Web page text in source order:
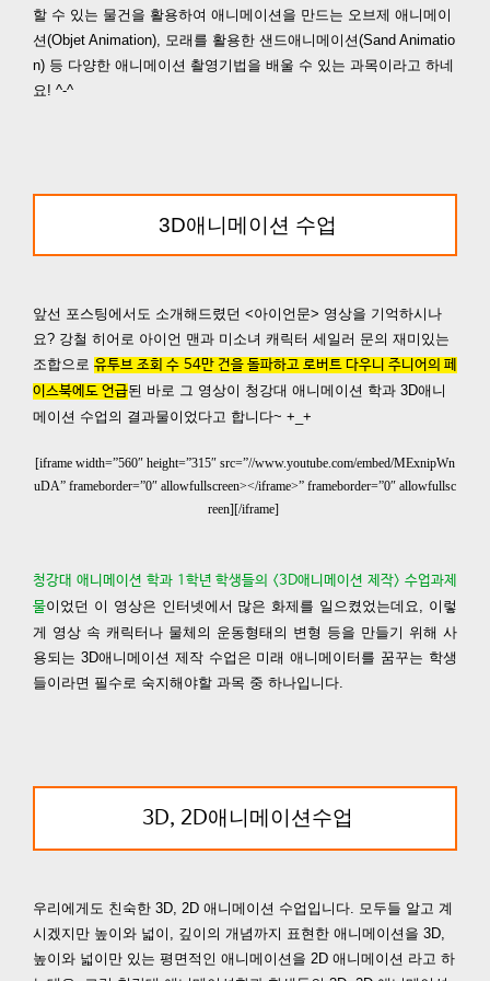
할 수 있는 물건을 활용하여 애니메이션을 만드는 오브제 애니메이
션(Objet Animation), 모래를 활용한 샌드애니메이션(Sand Animatio
n) 등 다양한 애니메이션 촬영기법을 배울 수 있는 과목이라고 하네
요! ^-^
3D애니메이션 수업
앞선 포스팅에서도 소개해드렸던 <아이언문> 영상을 기억하시나
요? 강철 히어로 아이언 맨과 미소녀 캐릭터 세일러 문의 재미있는
조합으로 유투브 조회 수 54만 건을 돌파하고 로버트 다우니 주니어의 페
이스북에도 언급된 바로 그 영상이 청강대 애니메이션 학과 3D애니
메이션 수업의 결과물이었다고 합니다~ +_+
[iframe width=”560″ height=”315″ src=”//www.youtube.com/embed/MExnipWn
uDA” frameborder=”0″ allowfullscreen></iframe>” frameborder=”0″ allowfullsc
reen][/iframe]
청강대 애니메이션 학과 1학년 학생들의 <3D애니메이션 제작> 수업과제
물이었던 이 영상은 인터넷에서 많은 화제를 일으켰었는데요, 이렇
게 영상 속 캐릭터나 물체의 운동형태의 변형 등을 만들기 위해 사
용되는 3D애니메이션 제작 수업은 미래 애니메이터를 꿈꾸는 학생
들이라면 필수로 숙지해야할 과목 중 하나입니다.
3D, 2D애니메이션 수업
우리에게도 친숙한 3D, 2D 애니메이션 수업입니다. 모두들 알고 계
시겠지만 높이와 넓이, 깊이의 개념까지 표현한 애니메이션을 3D,
높이와 넓이만 있는 평면적인 애니메이션을 2D 애니메이션 라고 하